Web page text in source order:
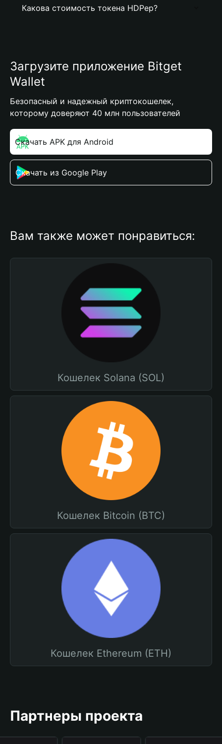
Какова стоимость токена HDPep?
Загрузите приложение Bitget
Wallet
Безопасный и надежный криптокошелек,
которому доверяют 40 млн пользователей
Скачать APK для Android
Скачать из Google Play
Вам также может понравиться:
Кошелек Solana (SOL)
Кошелек Bitcoin (BTC)
Кошелек Ethereum (ETH)
Партнеры проекта